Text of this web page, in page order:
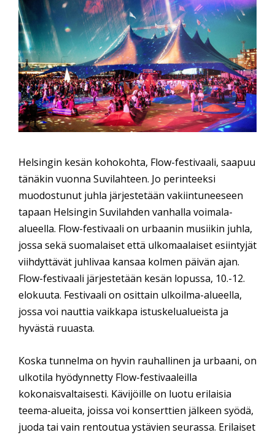
Helsingin kesän kohokohta, Flow-festivaali, saapuu
tänäkin vuonna Suvilahteen. Jo perinteeksi
muodostunut juhla järjestetään vakiintuneeseen
tapaan Helsingin Suvilahden vanhalla voimala-
alueella. Flow-festivaali on urbaanin musiikin juhla,
jossa sekä suomalaiset että ulkomaalaiset esiintyjät
viihdyttävät juhlivaa kansaa kolmen päivän ajan.
Flow-festivaali järjestetään kesän lopussa, 10.-12.
elokuuta. Festivaali on osittain ulkoilma-alueella,
jossa voi nauttia vaikkapa istuskelualueista ja
hyvästä ruuasta.
Koska tunnelma on hyvin rauhallinen ja urbaani, on
ulkotila hyödynnetty Flow-festivaaleilla
kokonaisvaltaisesti. Kävijöille on luotu erilaisia
teema-alueita, joissa voi konserttien jälkeen syödä,
juoda tai vain rentoutua ystävien seurassa. Erilaiset